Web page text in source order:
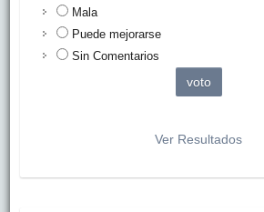
Mala
Puede mejorarse
Sin Comentarios
Ver Resultados